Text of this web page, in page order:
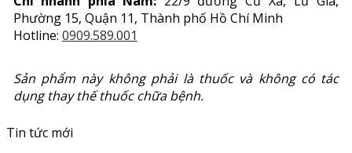
Phường 15, Quận 11, Thành phố Hồ Chí Minh
Hotline: 0909.589.001
Sản phẩm này không phải là thuốc và không có tác
dụng thay thế thuốc chữa bệnh.
Tin tức mới